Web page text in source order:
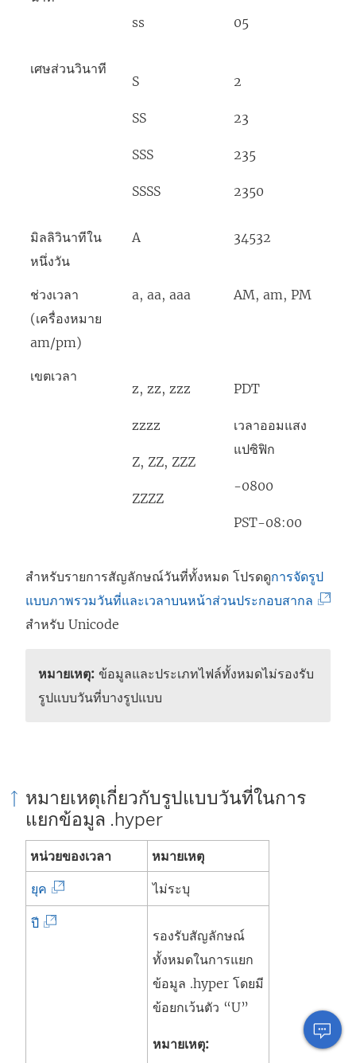
ss 05
เศษส่วนวินาที
S
SS
SSS
SSSS
2
23
235
2350
มิลลิวินาทีใน
หนึ่งวัน
A 34532
ช่วงเวลา
(เครื่องหมาย
am/pm)
a, aa, aaa AM, am, PM
เขตเวลา
z, zz, zzz
zzzz
Z, ZZ, ZZZ
ZZZZ
PDT
เวลาออมแสง
แปซิฟิก
-0800
PST-08:00
สำหรับรายการสัญลักษณ์วันที่ทั้งหมด โปรดดูการจัดรูป
แบบภาพรวมวันที่และเวลาบนหน้าส่วนประกอบสากล
ก์
ห
ม่
สำหรับ Unicode
หมายเหตุ: ข้อมูลและประเภทไฟล์ทั้งหมดไม่รองรับ
รูปแบบวันที่บางรูปแบบ
หมายเหตุเกี่ยวกับรูปแบบวันที่ในการ
แยกข้อมูล .hyper
หน่วยของเวลา หมายเหตุ
ยุค
ลิ
ไม่ระบุ
ปี(
รองรับสัญลักษณ์
ทั้งหมดในการแยก
ข้อมูล .hyper โดยมี
ข้อยกเว้นตัว “U”
หมายเหตุ: